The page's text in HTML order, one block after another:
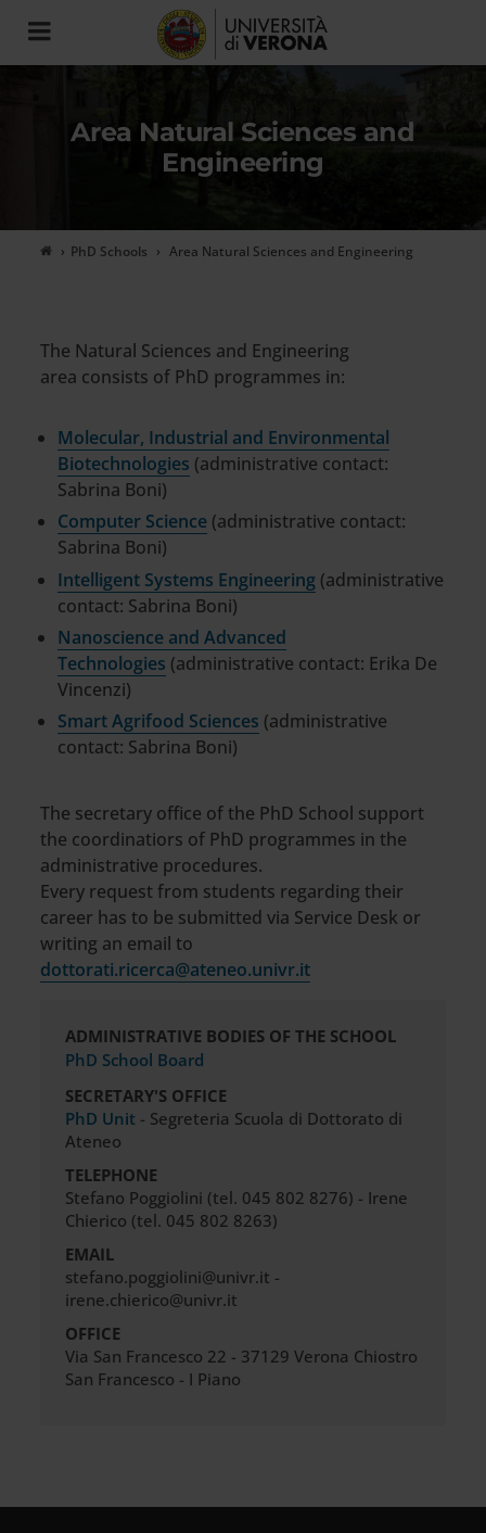
Toggle
navigation
Area Natural Sciences and
Engineering
PhD Schools Area Natural Sciences and Engineering
The Natural Sciences and Engineering
area consists of PhD programmes in:
Molecular, Industrial and Environmental
Biotechnologies (administrative contact:
Sabrina Boni)
Computer Science (administrative contact:
Sabrina Boni)
Intelligent Systems Engineering (administrative
contact: Sabrina Boni)
Nanoscience and Advanced
Technologies (administrative contact: Erika De
Vincenzi)
Smart Agrifood Sciences (administrative
contact: Sabrina Boni)
The secretary office of the PhD School support
the coordinatiors of PhD programmes in the
administrative procedures.
Every request from students regarding their
career has to be submitted via Service Desk or
writing an email to
dottorati.ricerca@ateneo.univr.it
ADMINISTRATIVE BODIES OF THE SCHOOL
PhD School Board
SECRETARY'S OFFICE
PhD Unit- Segreteria Scuola di Dottorato di
Ateneo
TELEPHONE
Stefano Poggiolini (tel. 045 802 8276) - Irene
Chierico (tel. 045 802 8263)
EMAIL
stefano.poggiolini@univr.it -
irene.chierico@univr.it
OFFICE
Via San Francesco 22 - 37129 Verona Chiostro
San Francesco - I Piano